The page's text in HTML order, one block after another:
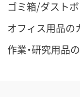
ゴミ箱/ダスト
オフィス用品の
作業・研究用品